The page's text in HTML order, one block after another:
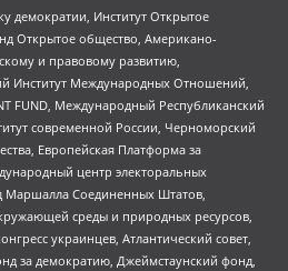
демократии, Институт Открытое
Открытое общество, Американо-
и правовому развитию,
Институт Международных Отношений,
FUND, Международный Республиканский
современной России, Черноморский
Европейская Платформа за
центр электоральных
Маршалла Соединенных Штатов,
среды и природных ресурсов,
украинцев, Атлантический совет,
за демократию, Джеймстаунский фонд,